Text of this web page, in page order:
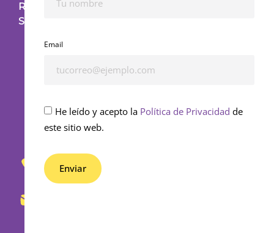
REDES
SOCIALES
653
430
862
Email
He leído y acepto la Política de Privacidad de
este sitio web.
Enviar